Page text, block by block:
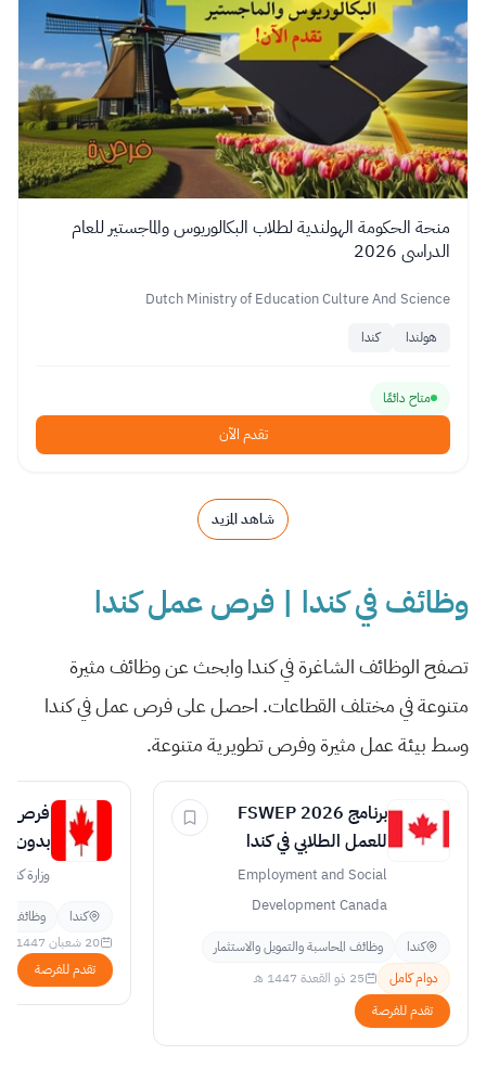
منحة الحكومة الهولندية لطلاب البكالوريوس والماجستير للعام
الدراسي 2026
Dutch Ministry of Education Culture And Science
هولندا كندا
متاح دائمًا
تقدم الآن
شاهد المزيد
وظائف في كندا | فرص عمل كندا
تصفح الوظائف الشاغرة في كندا وابحث عن وظائف مثيرة
متنوعة في مختلف القطاعات. احصل على فرص عمل في كندا
وسط بيئة عمل مثيرة وفرص تطويرية متنوعة.
برنامج FSWEP 2026
للعمل الطلابي في كندا
Employment and Social
Development Canada
كندا
وظائف المحاسبة والتمويل والاستثمار
دوام كامل
25 ذو القعدة 1447 هـ
تقدم للفرصة
فرص
تصل 45$ في الساعة
وزارة كندا
كندا
وظائف
20 شعبان 1447 هـ
تقدم للفرصة